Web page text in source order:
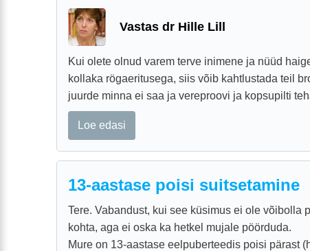
Vastas dr Hille Lill
Kui olete olnud varem terve inimene ja nüüd
kollaka rögaeritusega, siis võib kahtlustada teil
juurde minna ei saa ja vereproovi ja kopsupilti
Loe edasi
13-aastase poisi suitsetamine
Tere. Vabandust, kui see küsimus ei ole võibolla
kohta, aga ei oska ka hetkel mujale pöörduda.
Mure on 13-aastase eelpuberteedis poisi pärast